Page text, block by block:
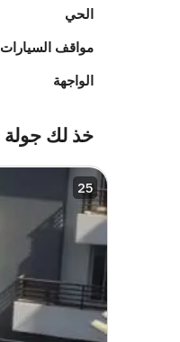
الحي
مواقف السيارات
الواجهة
خذ لك جولة
25